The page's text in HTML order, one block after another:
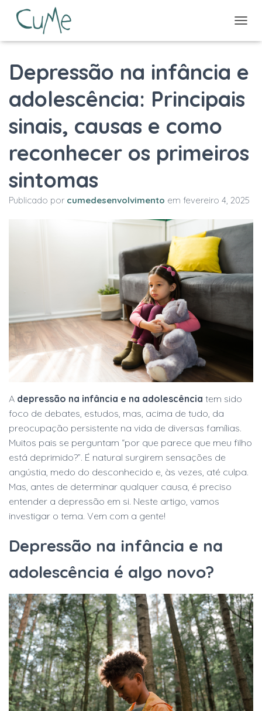
L
R
A
R
E
G
Ã
Depressão na infância e
adolescência: Principais
sinais, causas e como
reconhecer os primeiros
sintomas
Publicado por cumedesenvolvimento em fevereiro 4, 2025
A depressão na infância e na adolescência tem sido
foco de debates, estudos, mas, acima de tudo, da
preocupação persistente na vida de diversas famílias.
Muitos pais se perguntam “por que parece que meu filho
está deprimido?”. É natural surgirem sensações de
angústia, medo do desconhecido e, às vezes, até culpa.
Mas, antes de determinar qualquer causa, é preciso
entender a depressão em si. Neste artigo, vamos
investigar o tema. Vem com a gente!
Depressão na infância e na
adolescência é algo novo?